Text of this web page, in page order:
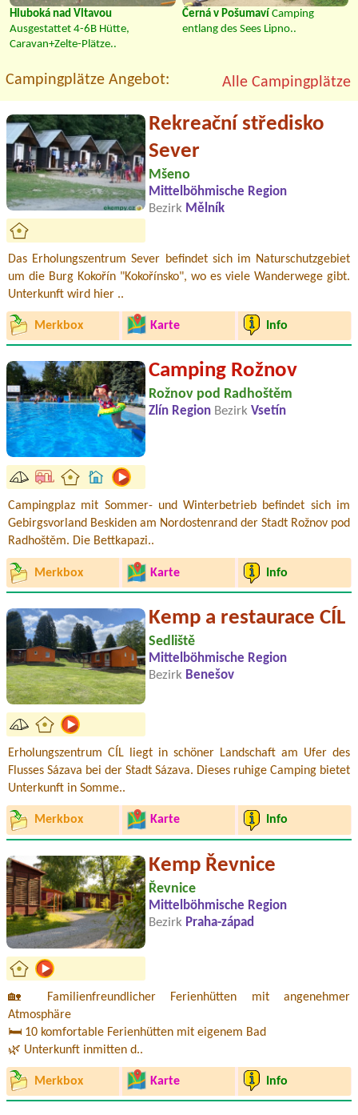
Hluboká nad Vltavou
Ausgestattet 4-6B Hütte,
Caravan+Zelte-Plätze..
Černá v Pošumaví Camping
entlang des Sees Lipno..
Campingplätze Angebot: Alle Campingplätze
Rekreační středisko
Sever
Mšeno
Mittelböhmische Region
Bezirk Mělník
Das Erholungszentrum Sever befindet sich im Naturschutzgebiet
um die Burg Kokořín "Kokořínsko", wo es viele Wanderwege gibt.
Unterkunft wird hier ..
Merkbox Karte Info
Camping Rožnov
Rožnov pod Radhoštěm
Zlín Region Bezirk Vsetín
Campingplaz mit Sommer- und Winterbetrieb befindet sich im
Gebirgsvorland Beskiden am Nordostenrand der Stadt Rožnov pod
Radhoštěm. Die Bettkapazi..
Merkbox Karte Info
Kemp a restaurace CÍL
Sedliště
Mittelböhmische Region
Bezirk Benešov
Erholungszentrum CÍL liegt in schöner Landschaft am Ufer des
Flusses Sázava bei der Stadt Sázava. Dieses ruhige Camping bietet
Unterkunft in Somme..
Merkbox Karte Info
Kemp Řevnice
Řevnice
Mittelböhmische Region
Bezirk Praha-západ
🏡 Familienfreundlicher Ferienhütten mit angenehmer
Atmosphäre
🛏️ 10 komfortable Ferienhütten mit eigenem Bad
🌿 Unterkunft inmitten d..
Merkbox Karte Info